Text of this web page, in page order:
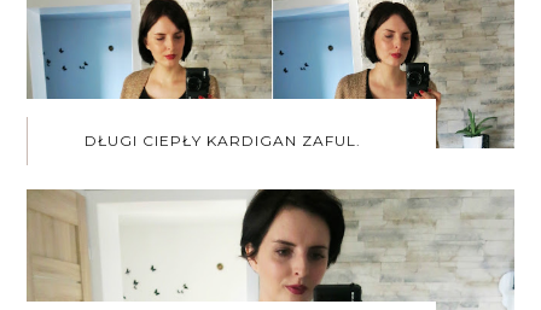
DŁUGI CIEPŁY KARDIGAN ZAFUL.